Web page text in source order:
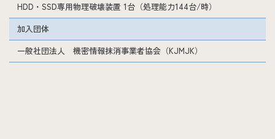
HDD・SSD専用物理破壊装置 1台（処理能力144台/時）
加入団体
一般社団法人 機密情報抹消事業者協会（KJMJK）